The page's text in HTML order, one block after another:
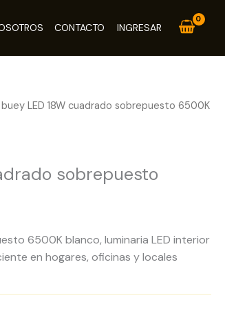
CONTACTO INGRESAR
LED 18W cuadrado sobrepuesto 6500K
sobrepuesto
6500K blanco, luminaria LED interior
en hogares, oficinas y locales